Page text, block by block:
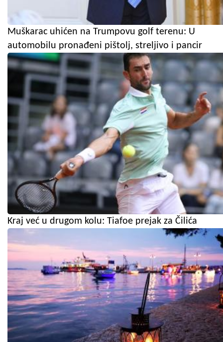
Muškarac uhićen na Trumpovu golf terenu: U
automobilu pronađeni pištolj, streljivo i pancir
Kraj već u drugom kolu: Tiafoe prejak za Čilića